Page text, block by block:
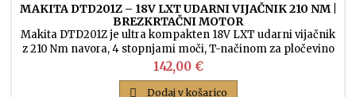
MAKITA DTD201Z – 18V LXT UDARNI VIJAČNIK 210 NM |
BREZKRTAČNI MOTOR
Makita DTD201Z je ultra kompakten 18V LXT udarni vijačnik
z 210 Nm navora, 4 stopnjami moči, T-načinom za pločevino
in brezkrtačnim motorjem – brez akumulatorja in
polnilnika.
Cena
142,00 €
 Dodaj v košarico